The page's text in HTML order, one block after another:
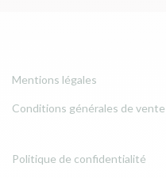
Mentions légales
Conditions générales de vente
Politique de confidentialité